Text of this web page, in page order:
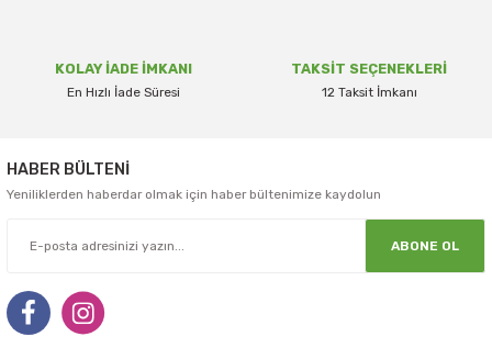
80x50 TERMAL RULO
31,38 TL + KDV
Sepete Ekle
KOLAY İADE İMKANI
En Hızlı İade Süresi
TAKSİT SEÇENEKLERİ
12 Taksit İmkanı
HABER BÜLTENİ
Yeniliklerden haberdar olmak için haber bültenimize kaydolun
ABONE OL